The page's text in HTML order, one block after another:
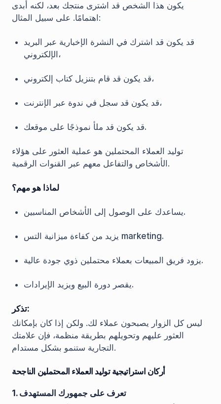
يكون هذا الشخص قد اشترى منتجك بعد، لكنه أبدى
اهتمامًا. على سبيل المثال:
قد يكون قد اشترك في النشرة الإخبارية عبر البريد
الإلكتروني،
قد يكون قد قام بتنزيل كتاب إلكتروني،
قد يكون قد سجل في ندوة عبر الإنترنت،
قد يكون قد ملأ نموذجًا على موقعك.
توليد العملاء المحتملين هو عملية العثور على هؤلاء
الأشخاص والتفاعل معهم عبر القنوات الرقمية.
لماذا هو مهم؟
يساعدك على الوصول إلى الأشخاص المناسبين.
يزيد من كفاءة ميزانية التس marketing.
يزود فريق المبيعات بعملاء محتملين ذوي جودة عالية.
يقصر دورة البيع ويزيد الإيرادات.
تذكر:
ليس كل الزوار يصبحون عملاء لك. ولكن إذا كان بإمكانك
العثور عليهم وتحويلهم بطريقة منظمة، فإن علامتك
التجارية ستنمو بشكل مستدام.
أركان استراتيجية توليد العملاء المحتملين الناجحة
1. تعرف على جمهورك المستهدف